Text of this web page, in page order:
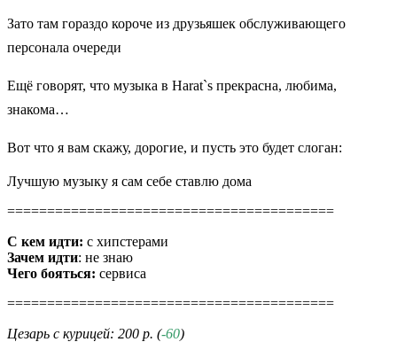
Зато там гораздо короче из друзьяшек обслуживающего
персонала очереди
Ещё говорят, что музыка в Harat`s прекрасна, любима,
знакома…
Вот что я вам скажу, дорогие, и пусть это будет слоган:
Лучшую музыку я сам себе ставлю дома
=========================================
С кем идти: с хипстерами
Зачем идти: не знаю
Чего бояться: сервиса
=========================================
Цезарь с курицей: 200 р. (-60)